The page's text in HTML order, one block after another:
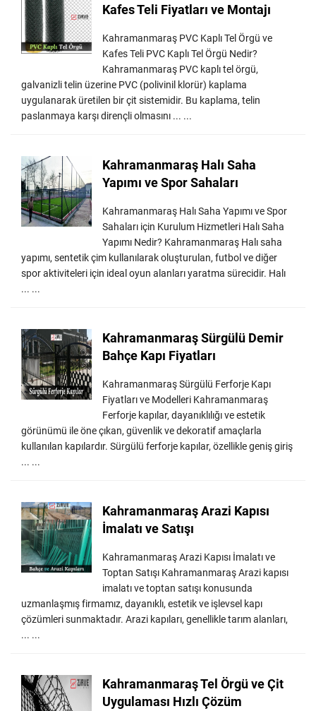
Kafes Teli Fiyatları ve Montajı
Kahramanmaraş PVC Kaplı Tel Örgü ve
Kafes Teli PVC Kaplı Tel Örgü Nedir?
Kahramanmaraş PVC kaplı tel örgü,
galvanizli telin üzerine PVC (polivinil klorür) kaplama
uygulanarak üretilen bir çit sistemidir. Bu kaplama, telin
paslanmaya karşı dirençli olmasını ... ...
Kahramanmaraş Halı Saha
Yapımı ve Spor Sahaları
Kahramanmaraş Halı Saha Yapımı ve Spor
Sahaları için Kurulum Hizmetleri Halı Saha
Yapımı Nedir? Kahramanmaraş Halı saha
yapımı, sentetik çim kullanılarak oluşturulan, futbol ve diğer
spor aktiviteleri için ideal oyun alanları yaratma sürecidir. Halı
... ...
Kahramanmaraş Sürgülü Demir
Bahçe Kapı Fiyatları
Kahramanmaraş Sürgülü Ferforje Kapı
Fiyatları ve Modelleri Kahramanmaraş
Ferforje kapılar, dayanıklılığı ve estetik
görünümü ile öne çıkan, güvenlik ve dekoratif amaçlarla
kullanılan kapılardır. Sürgülü ferforje kapılar, özellikle geniş giriş
... ...
Kahramanmaraş Arazi Kapısı
İmalatı ve Satışı
Kahramanmaraş Arazi Kapısı İmalatı ve
Toptan Satışı Kahramanmaraş Arazi kapısı
imalatı ve toptan satışı konusunda
uzmanlaşmış firmamız, dayanıklı, estetik ve işlevsel kapı
çözümleri sunmaktadır. Arazi kapıları, genellikle tarım alanları,
... ...
Kahramanmaraş Tel Örgü ve Çit
Uygulaması Hızlı Çözüm